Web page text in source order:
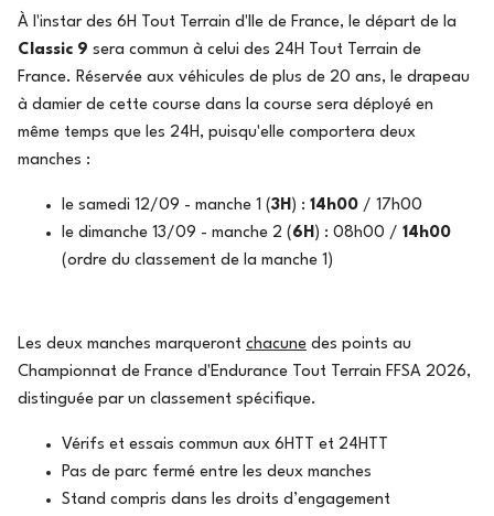
À l'instar des 6H Tout Terrain d'Ile de France, le départ de la
Classic 9 sera commun à celui des 24H Tout Terrain de
France. Réservée aux véhicules de plus de 20 ans, le drapeau
à damier de cette course dans la course sera déployé en
même temps que les 24H, puisqu'elle comportera deux
manches :
le samedi 12/09 - manche 1 (3H ) : 14h00 / 17h00
le dimanche 13/09 - manche 2 (6H ) : 08h00 / 14h00
(ordre du classement de la manche 1)
Les deux manches marqueront chacune des points au
Championnat de France d'Endurance Tout Terrain FFSA 2026,
distinguée par un classement spécifique.
Vérifs et essais commun aux 6HTT et 24HTT
Pas de parc fermé entre les deux manches
Stand compris dans les droits d’engagement